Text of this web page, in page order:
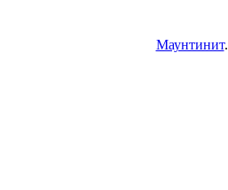
Маунтинит.